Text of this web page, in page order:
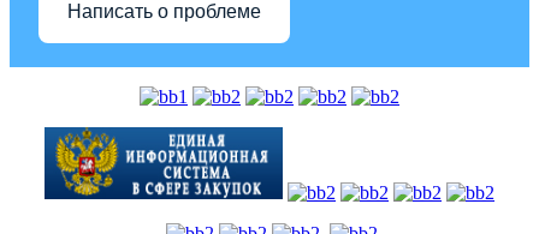
Написать о проблеме